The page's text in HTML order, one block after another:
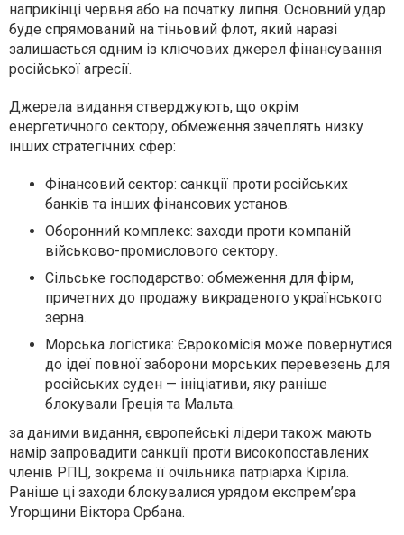
наприкінці червня або на початку липня. Основний удар
буде спрямований на тіньовий флот, який наразі
залишається одним із ключових джерел фінансування
російської агресії.
Джерела видання стверджують, що окрім
енергетичного сектору, обмеження зачеплять низку
інших стратегічних сфер:
Фінансовий сектор: санкції проти російських
банків та інших фінансових установ.
Оборонний комплекс: заходи проти компаній
військово-промислового сектору.
Сільське господарство: обмеження для фірм,
причетних до продажу викраденого українського
зерна.
Морська логістика: Єврокомісія може повернутися
до ідеї повної заборони морських перевезень для
російських суден — ініціативи, яку раніше
блокували Греція та Мальта.
за даними видання, європейські лідери також мають
намір запровадити санкції проти високопоставлених
членів РПЦ, зокрема її очільника патріарха Кіріла.
Раніше ці заходи блокувалися урядом експрем’єра
Угорщини Віктора Орбана.